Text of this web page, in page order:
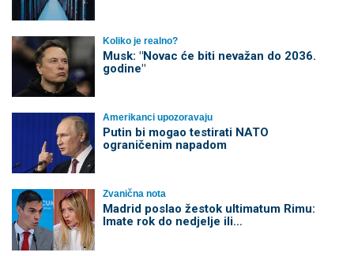
Koliko je realno?
Musk: "Novac će biti nevažan do 2036.
godine"
Amerikanci upozoravaju
Putin bi mogao testirati NATO
ograničenim napadom
Zvanična nota
Madrid poslao žestok ultimatum Rimu:
Imate rok do nedjelje ili…